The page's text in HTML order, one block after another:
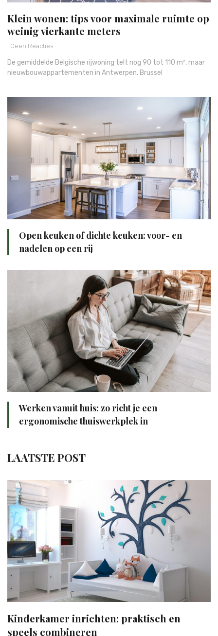
Klein wonen: tips voor maximale ruimte op
weinig vierkante meters
Geen Reacties
De gemiddelde Belgische rijwoning telt nog 90 tot 110 m², maar
nieuwbouwappartementen in Antwerpen, Brussel
Open keuken of dichte keuken: voor- en
nadelen op een rij
Werken vanuit huis: zo richt je een
ergonomische thuiswerkplek in
LAATSTE POST
Kinderkamer inrichten: praktisch en
speels combineren